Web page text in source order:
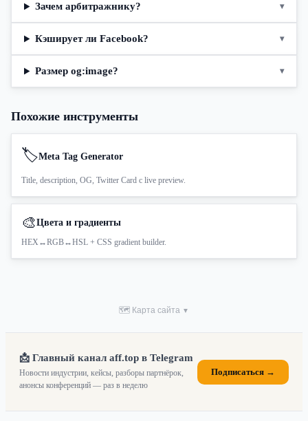
Зачем арбитражнику? ▾
Кэширует ли Facebook? ▾
Размер og:image? ▾
Похожие инструменты
🏷Meta Tag Generator
Title, description, OG, Twitter Card с live preview.
🎨Цвета и градиенты
HEX↔RGB↔HSL + CSS gradient builder.
🗺 Карта сайта ▼
📩 Главный канал aff.top в Telegram
Новости индустрии, кейсы, разборы партнёрок,
анонсы конференций — раз в неделю
Подписаться →